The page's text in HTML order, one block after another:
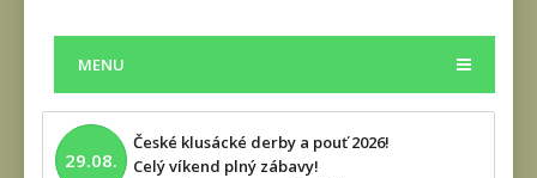
MENU
29.08.
České klusácké derby a pouť 2026!
Celý víkend plný zábavy!